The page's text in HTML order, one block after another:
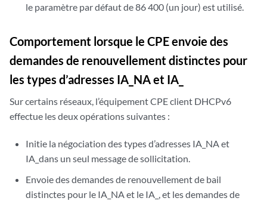
le paramètre par défaut de 86 400 (un jour) est utilisé.
Comportement lorsque le CPE envoie des
demandes de renouvellement distinctes pour
les types d’adresses IA_NA et IA_
Sur certains réseaux, l’équipement CPE client DHCPv6
effectue les deux opérations suivantes :
Initie la négociation des types d’adresses IA_NA et
IA_dans un seul message de sollicitation.
Envoie des demandes de renouvellement de bail
distinctes pour le IA_NA et le IA_, et les demandes de